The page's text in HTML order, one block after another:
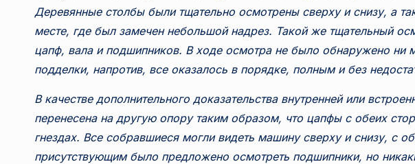
Деревянные столбы были тщательно осмотрены сверху и снизу, а
месте, где был замечен небольшой надрез. Такой же тщательный
цапф, вала и подшипников. В ходе осмотра не было обнаружено ни
подделки, напротив, все оказалось в порядке, полным и без
В качестве дополнительного доказательства внутренней или
перенесена на другую опору таким образом, что цапфы с обеих
гнездах. Все собравшиеся могли видеть машину сверху и снизу, с
присутствующим было предложено осмотреть подшипники, но